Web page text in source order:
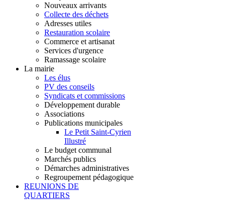
Nouveaux arrivants
Collecte des déchets
Adresses utiles
Restauration scolaire
Commerce et artisanat
Services d'urgence
Ramassage scolaire
La mairie
Les élus
PV des conseils
Syndicats et commissions
Développement durable
Associations
Publications municipales
Le Petit Saint-Cyrien
Illustré
Le budget communal
Marchés publics
Démarches administratives
Regroupement pédagogique
REUNIONS DE
QUARTIERS